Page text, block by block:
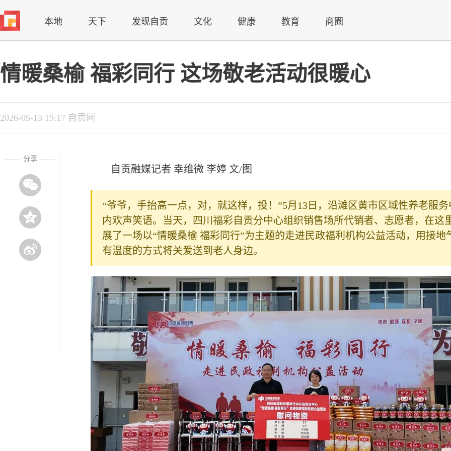
本地 天下 发现自贡 文化 健康 教育 商圈
情暖桑榆 福彩同行 这场敬老活动很暖心
2026-05-13 19:17 自贡网
分享
自贡融媒记者 幸维微 李婷 文/图
“爷爷，手抬高一点，对，就这样，投！”5月13日，沿滩区黄市区域性养老服务
内欢声笑语。当天，四川福彩自贡分中心组织销售场所代销者、志愿者，在这
展了一场以“情暖桑榆 福彩同行”为主题的走进民政福利机构公益活动，用接地
有温度的方式将关爱送到老人身边。